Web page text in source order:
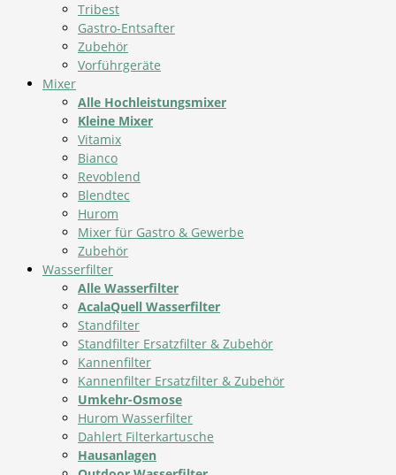
Tribest
Gastro-Entsafter
Zubehör
Vorführgeräte
Mixer
Alle Hochleistungsmixer
Kleine Mixer
Vitamix
Bianco
Revoblend
Blendtec
Hurom
Mixer für Gastro & Gewerbe
Zubehör
Wasserfilter
Alle Wasserfilter
AcalaQuell Wasserfilter
Standfilter
Standfilter Ersatzfilter & Zubehör
Kannenfilter
Kannenfilter Ersatzfilter & Zubehör
Umkehr-Osmose
Hurom Wasserfilter
Dahlert Filterkartusche
Hausanlagen